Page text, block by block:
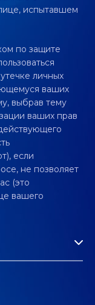
испытавшем
по защите
личных
ваших
выбрав тему
ваших прав
если
не позволяет
(это
вашего